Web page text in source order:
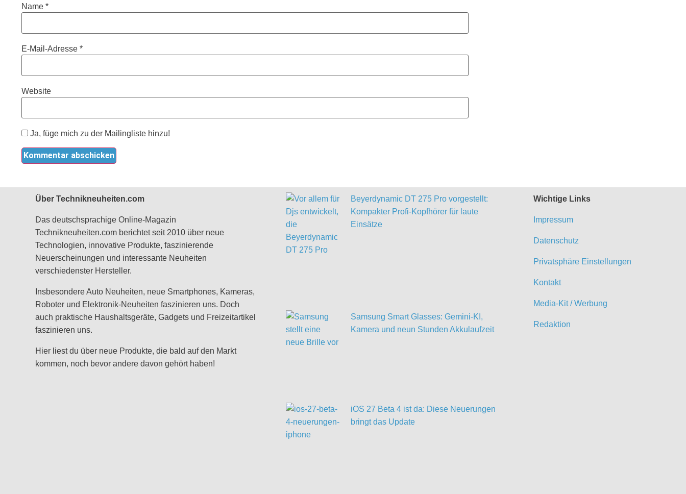
Name *
E-Mail-Adresse *
Website
Ja, füge mich zu der Mailingliste hinzu!
Über Technikneuheiten.com
Das deutschsprachige Online-Magazin
Technikneuheiten.com berichtet seit 2010 über neue
Technologien, innovative Produkte, faszinierende
Neuerscheinungen und interessante Neuheiten
verschiedenster Hersteller.
Insbesondere Auto Neuheiten, neue Smartphones, Kameras,
Roboter und Elektronik-Neuheiten faszinieren uns. Doch
auch praktische Haushaltsgeräte, Gadgets und Freizeitartikel
faszinieren uns.
Hier liest du über neue Produkte, die bald auf den Markt
kommen, noch bevor andere davon gehört haben!
Beyerdynamic DT 275 Pro vorgestellt:
Kompakter Profi-Kopfhörer für laute
Einsätze
Samsung Smart Glasses: Gemini-KI,
Kamera und neun Stunden Akkulaufzeit
iOS 27 Beta 4 ist da: Diese Neuerungen
bringt das Update
Wichtige Links
Impressum
Datenschutz
Privatsphäre Einstellungen
Kontakt
Media-Kit / Werbung
Redaktion